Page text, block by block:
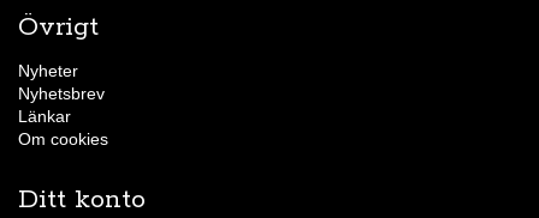
Övrigt
Nyheter
Nyhetsbrev
Länkar
Om cookies
Ditt konto